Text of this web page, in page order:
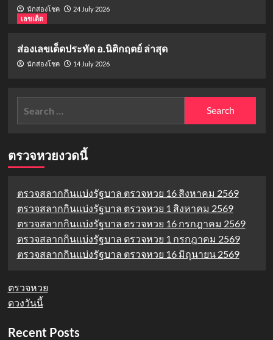
นักส่องโชค
24 July 2026
เลขเด็ด
ส่องเลขเด็ดประทัด อ.นิติกฤตย์ ล่าสุด
นักส่องโชค 14 July 2026
ตรวจหวยงวดนี้
ตรวจสลากกินแบ่งรัฐบาล ตรวจหวย 16 สิงหาคม 2569
ตรวจสลากกินแบ่งรัฐบาล ตรวจหวย 1 สิงหาคม 2569
ตรวจสลากกินแบ่งรัฐบาล ตรวจหวย 16 กรกฎาคม 2569
ตรวจสลากกินแบ่งรัฐบาล ตรวจหวย 1 กรกฎาคม 2569
ตรวจสลากกินแบ่งรัฐบาล ตรวจหวย 16 มิถุนายน 2569
ตรวจหวย
ดวงวันนี้
Recent Posts